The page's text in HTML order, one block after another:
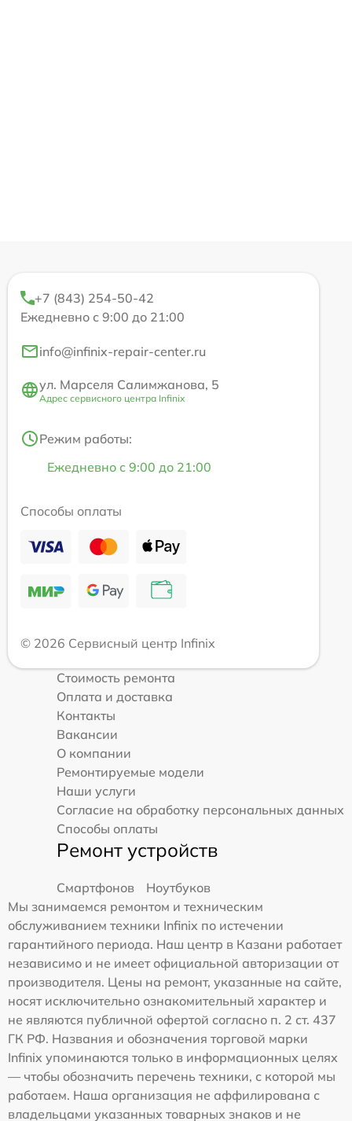
+7 (843) 254-50-42
Ежедневно с 9:00 до 21:00
info@infinix-repair-center.ru
ул. Марселя Салимжанова, 5
Адрес сервисного центра Infinix
Режим работы:
Ежедневно с 9:00 до 21:00
Способы оплаты
© 2026 Сервисный центр Infinix
Стоимость ремонта
Оплата и доставка
Контакты
Вакансии
О компании
Ремонтируемые модели
Наши услуги
Согласие на обработку персональных данных
Способы оплаты
Ремонт устройств
Смартфонов
Ноутбуков
Мы занимаемся ремонтом и техническим
обслуживанием техники Infinix по истечении
гарантийного периода. Наш центр в Казани работает
независимо и не имеет официальной авторизации от
производителя. Цены на ремонт, указанные на сайте,
носят исключительно ознакомительный характер и
не являются публичной офертой согласно п. 2 ст. 437
ГК РФ. Названия и обозначения торговой марки
Infinix упоминаются только в информационных целях
— чтобы обозначить перечень техники, с которой мы
работаем. Наша организация не аффилирована с
владельцами указанных товарных знаков и не